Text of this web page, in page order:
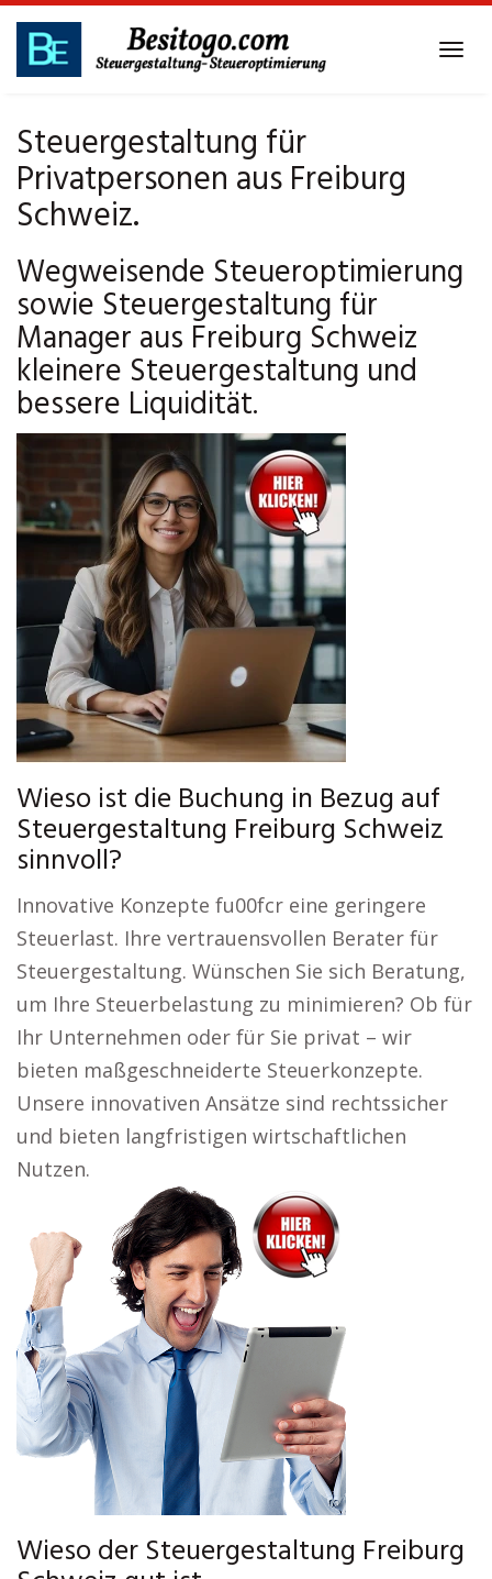
Skip
main
Steuergestaltung für
Privatpersonen aus Freiburg
Schweiz.
Wegweisende Steueroptimierung
sowie Steuergestaltung für
Manager aus Freiburg Schweiz
kleinere Steuergestaltung und
bessere Liquidität.
Wieso ist die Buchung in Bezug auf
Steuergestaltung Freiburg Schweiz
sinnvoll?
Innovative Konzepte fu00fcr eine geringere
Steuerlast. Ihre vertrauensvollen Berater für
Steuergestaltung. Wünschen Sie sich Beratung,
um Ihre Steuerbelastung zu minimieren? Ob für
Ihr Unternehmen oder für Sie privat – wir
bieten maßgeschneiderte Steuerkonzepte.
Unsere innovativen Ansätze sind rechtssicher
und bieten langfristigen wirtschaftlichen
Nutzen.
Wieso der Steuergestaltung Freiburg